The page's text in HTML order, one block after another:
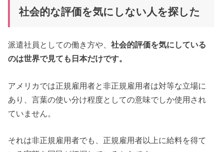
社会的な評価を気にしない人を探した
派遣社員としての働き方や、社会的評価を気にしている
のは世界で見ても日本だけです。
アメリカでは正規雇用者と非正規雇用者は対等な立場に
あり、言葉の使い分け程度としての意味でしか使用され
ていません。
それは非正規雇用者でも、正規雇用者以上に給料を得て